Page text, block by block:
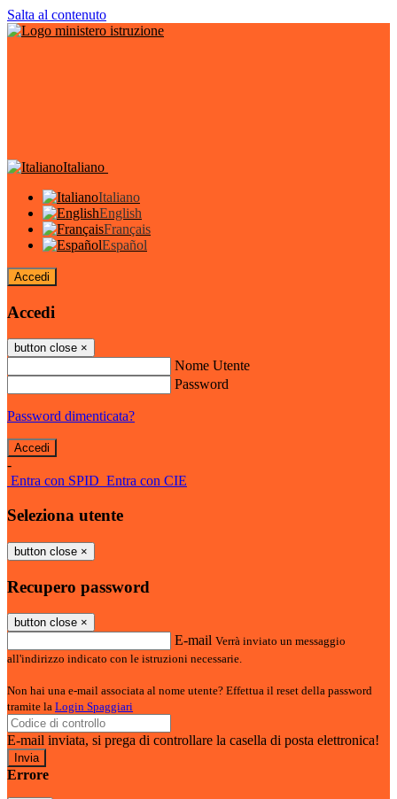
Salta al contenuto
Italiano
Italiano
English
Français
Español
Accedi
Accedi
button close ×
Nome Utente
Password
Password dimenticata?
-
Entra con SPID Entra con CIE
Seleziona utente
button close ×
Recupero password
button close ×
E-mail Verrà inviato un messaggio
all'indirizzo indicato con le istruzioni necessarie.
Non hai una e-mail associata al nome utente? Effettua il reset della password
tramite la Login Spaggiari
E-mail inviata, si prega di controllare la casella di posta elettronica!
Errore